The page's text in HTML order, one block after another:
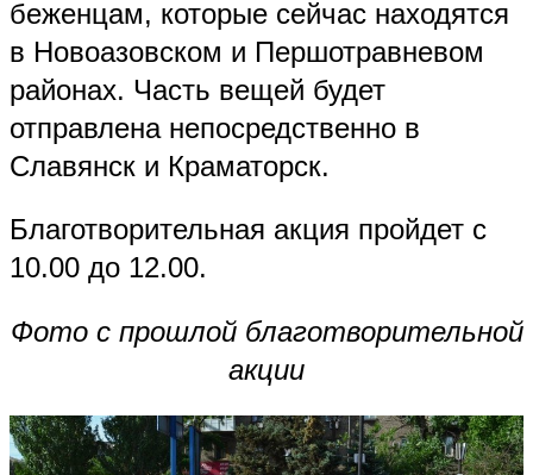
беженцам, которые сейчас находятся
в Новоазовском и Першотравневом
районах. Часть вещей будет
отправлена непосредственно в
Славянск и Краматорск.
Благотворительная акция пройдет с
10.00 до 12.00.
Фото с прошлой благотворительной
акции